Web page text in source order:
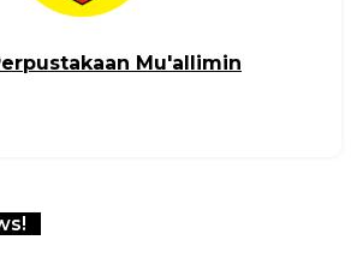
Mu'allimin